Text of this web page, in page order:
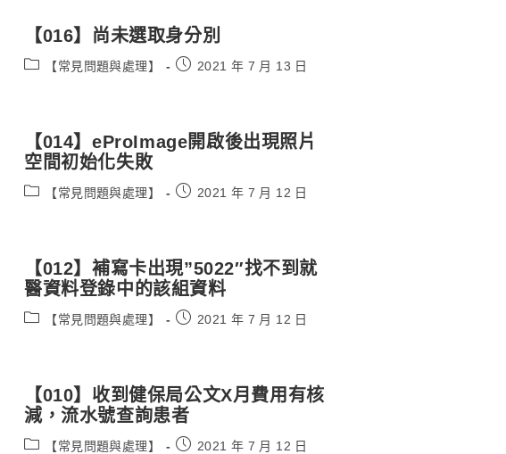
【016】尚未選取身分別
Post
【常見問題與處理】
Post2021 年 7 月 13 日
【014】eProImage開啟後出現照片
空間初始化失敗
Post
【常見問題與處理】
Post2021 年 7 月 12 日
【012】補寫卡出現”5022″找不到就
醫資料登錄中的該組資料
Post
【常見問題與處理】
Post2021 年 7 月 12 日
【010】收到健保局公文X月費用有核
減，流水號查詢患者
Post
【常見問題與處理】
Post2021 年 7 月 12 日